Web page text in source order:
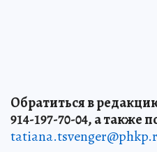
Обратиться в
914-197-70-04, а также